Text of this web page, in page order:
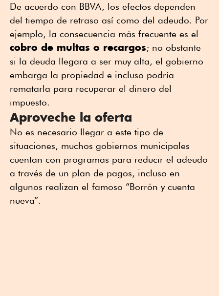
De acuerdo con BBVA, los efectos dependen
del tiempo de retraso así como del adeudo. Por
ejemplo, la consecuencia más frecuente es el
cobro de multas o recargos; no obstante
si la deuda llegara a ser muy alta, el gobierno
embarga la propiedad e incluso podría
rematarla para recuperar el dinero del
impuesto.
Aproveche la oferta
No es necesario llegar a este tipo de
situaciones, muchos gobiernos municipales
cuentan con programas para reducir el adeudo
a través de un plan de pagos, incluso en
algunos realizan el famoso “Borrón y cuenta
nueva”.